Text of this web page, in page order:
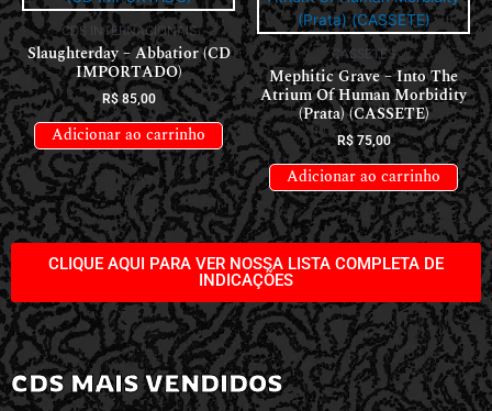
CDS INTERNACIONAIS
Slaughterday – Abbatior (CD
IMPORTADO)
R$85,00
Adicionar ao carrinho
CASSETES
Mephitic Grave – Into The
Atrium Of Human Morbidity
(Prata) (CASSETE)
R$75,00
Adicionar ao carrinho
CLIQUE AQUI PARA VER NOSSA LISTA COMPLETA DE
INDICAÇÕES
CDS MAIS VENDIDOS